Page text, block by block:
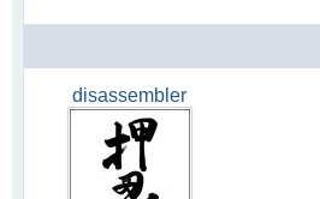
disassembler